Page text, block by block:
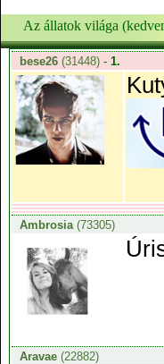
Az állatok világa
bese26(31448) - 1.
Ambrosia(73305)
Aravae(22882)